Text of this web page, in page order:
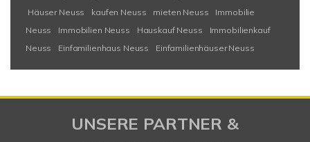
Häuser Neuss
kaufen Neuss mieten Neuss
Immobilie
Neuss
Immobilien Neuss Hauskauf Neuss
Immobilienkauf
Neuss
Einfamilienhaus Neuss Einfamilienhäuser Neuss
UNSERE PARTNER &